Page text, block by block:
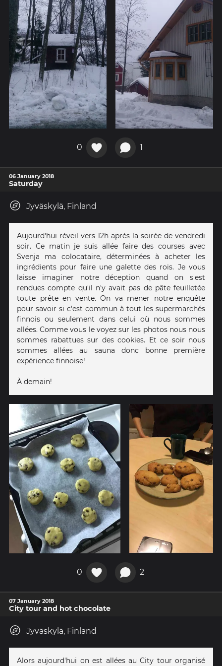
0 1
06 January 2018
Saturday
Jyväskylä, Finland
Aujourd'hui réveil vers 12h après la soirée de vendredi
soir. Ce matin je suis allée faire des courses avec
Svenja ma colocataire, déterminées à acheter les
ingrédients pour faire une galette des rois. Je vous
laisse imaginer notre déception quand on s'est
rendues compte qu'il n'y avait pas de pâte feuilletée
toute prête en vente. On va mener notre enquête
pour savoir si c'est commun à tout les supermarchés
finnois ou seulement dans celui où nous sommes
allées. Comme vous le voyez sur les photos nous nous
sommes rabattues sur des cookies. Et ce soir nous
sommes allées au sauna donc bonne première
expérience finnoise!
À demain!
0 2
07 January 2018
City tour and hot chocolate
Jyväskylä, Finland
Alors aujourd'hui on est allées au City tour organisé